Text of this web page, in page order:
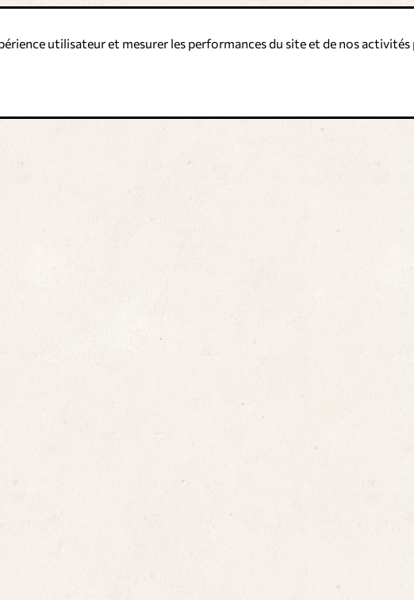
utilisateur et mesurer les performances du site et de nos